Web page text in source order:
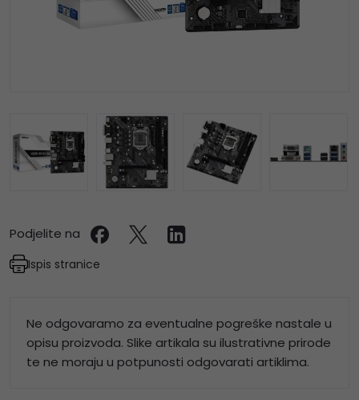
Podjelite na
Ispis stranice
Ne odgovaramo za eventualne pogreške nastale u
opisu proizvoda. Slike artikala su ilustrativne prirode
te ne moraju u potpunosti odgovarati artiklima.